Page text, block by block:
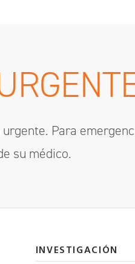
Para
su médico.
INVESTIGACIÓN